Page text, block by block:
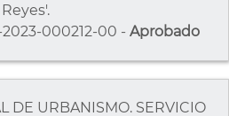
000212-00 - Aprobado
DE URBANISMO. SERVICIO